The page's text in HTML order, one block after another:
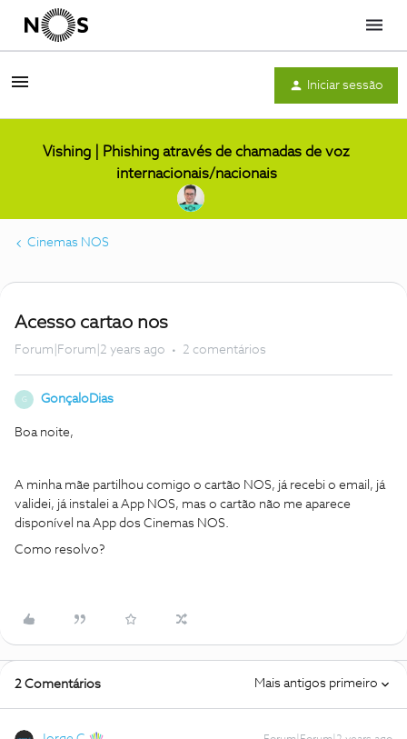
Menu
Iniciar sessão
Vishing | Phishing através de chamadas de voz
internacionais/nacionais
Cinemas NOS
Acesso cartao nos
Forum|Forum|2 years ago 2 comentários
G GonçaloDias
Boa noite,
A minha mãe partilhou comigo o cartão NOS, já recebi o email, já
validei, já instalei a App NOS, mas o cartão não me aparece
disponível na App dos Cinemas NOS.
Como resolvo?
2 Comentários Mais antigos primeiro